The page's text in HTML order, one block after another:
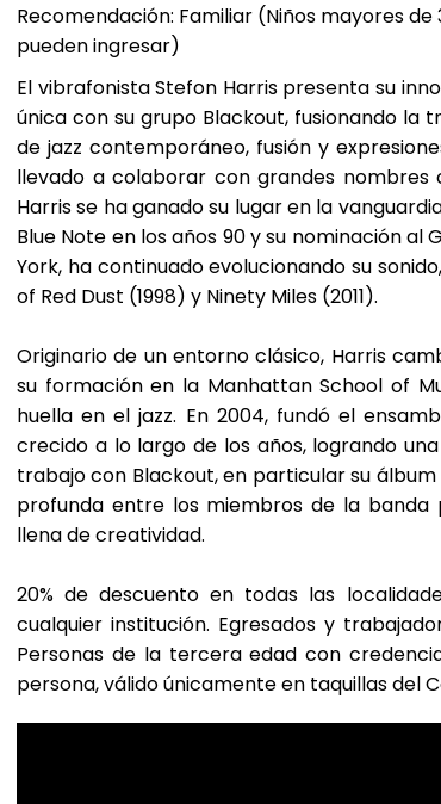
Recomendación: Familiar (Niños mayores
pueden ingresar)
El vibrafonista Stefon Harris presenta su
única con su grupo Blackout, fusionando la
de jazz contemporáneo, fusión y
llevado a colaborar con grandes nombres
Harris se ha ganado su lugar en la
Blue Note en los años 90 y su nominación al
York, ha continuado evolucionando su
of Red Dust (1998) y Ninety Miles (2011).
Originario de un entorno clásico, Harris
su formación en la Manhattan School of
huella en el jazz. En 2004, fundó el
crecido a lo largo de los años, logrando
trabajo con Blackout, en particular su
profunda entre los miembros de la banda
llena de creatividad.
20% de descuento en todas las
cualquier institución. Egresados y
Personas de la tercera edad con
persona, válido únicamente en taquillas del